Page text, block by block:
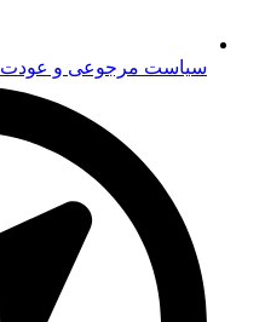
سیاست مرجوعی و عودت